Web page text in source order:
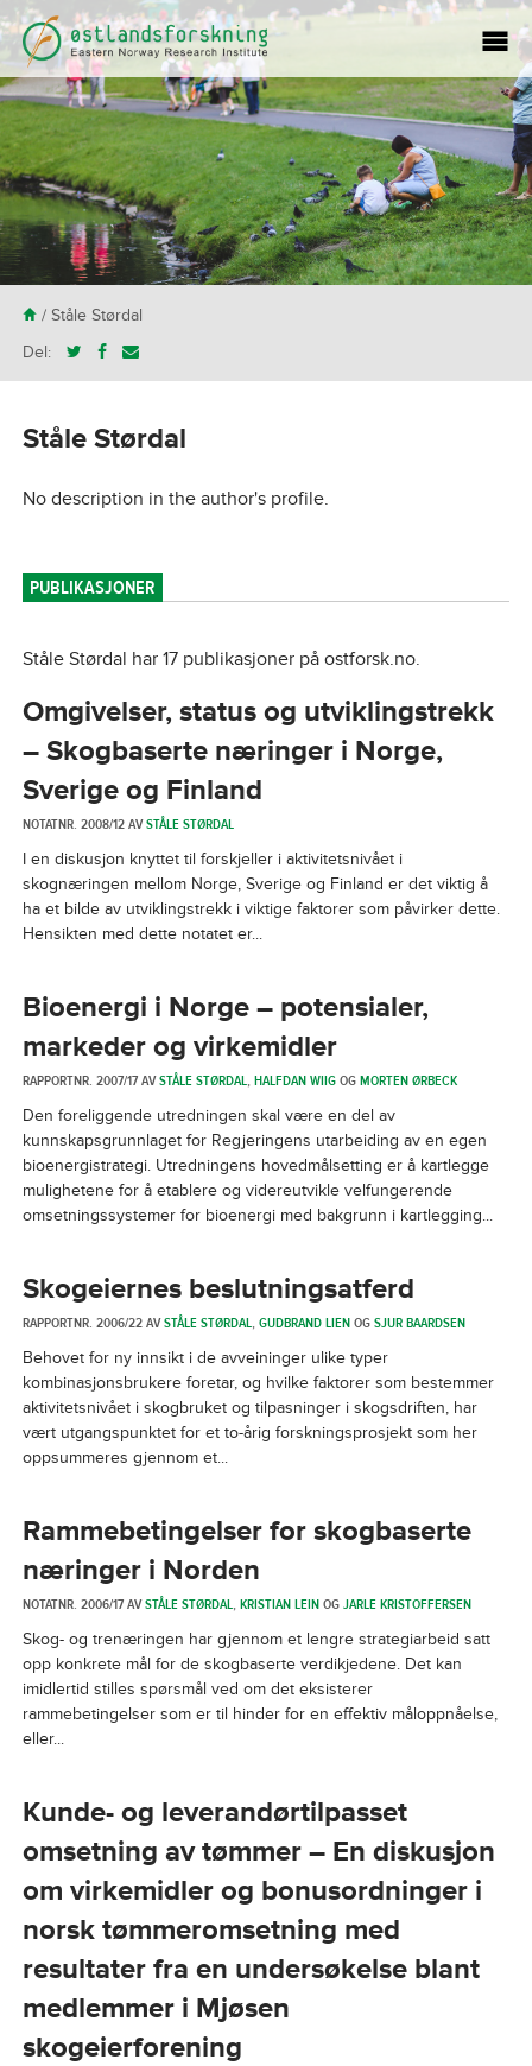
H/ Ståle Størdal
Del:
Ståle Størdal
No description in the author's profile.
PUBLIKASJONER
Ståle Størdal har 17 publikasjoner på ostforsk.no.
Omgivelser, status og utviklingstrekk
– Skogbaserte næringer i Norge,
Sverige og Finland
NOTATNR. 2008/12 AVSTÅLE STØRDAL
I en diskusjon knyttet til forskjeller i aktivitetsnivået i
skognæringen mellom Norge, Sverige og Finland er det viktig å
ha et bilde av utviklingstrekk i viktige faktorer som påvirker dette.
Hensikten med dette notatet er...
Bioenergi i Norge – potensialer,
markeder og virkemidler
RAPPORTNR. 2007/17 AVSTÅLE STØRDAL,HALFDAN WIIGOGMORTEN ØRBECK
Den foreliggende utredningen skal være en del av
kunnskapsgrunnlaget for Regjeringens utarbeiding av en egen
bioenergistrategi. Utredningens hovedmålsetting er å kartlegge
mulighetene for å etablere og videreutvikle velfungerende
omsetningssystemer for bioenergi med bakgrunn i kartlegging...
Skogeiernes beslutningsatferd
RAPPORTNR. 2006/22 AVSTÅLE STØRDAL,GUDBRAND LIENOGSJUR BAARDSEN
Behovet for ny innsikt i de avveininger ulike typer
kombinasjonsbrukere foretar, og hvilke faktorer som bestemmer
aktivitetsnivået i skogbruket og tilpasninger i skogsdriften, har
vært utgangspunktet for et to-årig forskningsprosjekt som her
oppsummeres gjennom et...
Rammebetingelser for skogbaserte
næringer i Norden
NOTATNR. 2006/17 AVSTÅLE STØRDAL,KRISTIAN LEINOGJARLE KRISTOFFERSEN
Skog- og trenæringen har gjennom et lengre strategiarbeid satt
opp konkrete mål for de skogbaserte verdikjedene. Det kan
imidlertid stilles spørsmål ved om det eksisterer
rammebetingelser som er til hinder for en effektiv måloppnåelse,
eller...
Kunde- og leverandørtilpasset
omsetning av tømmer – En diskusjon
om virkemidler og bonusordninger i
norsk tømmeromsetning med
resultater fra en undersøkelse blant
medlemmer i Mjøsen
skogeierforening